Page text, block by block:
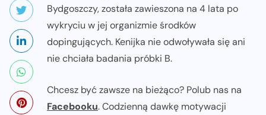
Bydgoszczy, została zawieszona na 4 lata po
wykryciu w jej organizmie środków
dopingujących. Kenijka nie odwoływała się ani
nie chciała badania próbki B.
Chcesz być zawsze na bieżąco? Polub nas na
Facebooku. Codzienną dawkę motywacji